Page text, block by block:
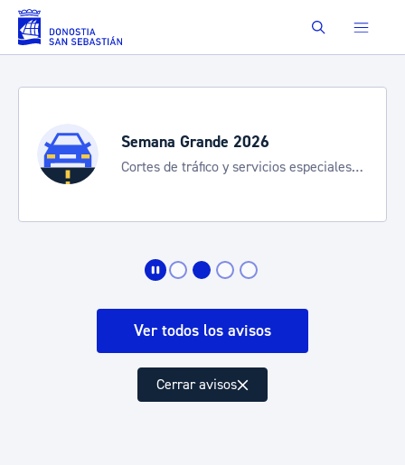
Saltar al contenido principal Buscar
Semana Grande 2026
Cortes de tráfico y servicios especiales
Ver todos los avisos
Cerrar avisos